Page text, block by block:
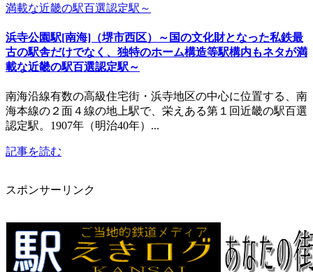
浜寺公園駅[南海]（堺市西区）～国の文化財となった私鉄最
古の駅舎だけでなく、独特のホーム構造等駅構内もネタが満
載な近畿の駅百選認定駅～
南海沿線有数の高級住宅街・浜寺地区の中心に位置する、南
海本線の２面４線の地上駅で、栄えある第１回近畿の駅百選
認定駅。1907年（明治40年）...
記事を読む
スポンサーリンク